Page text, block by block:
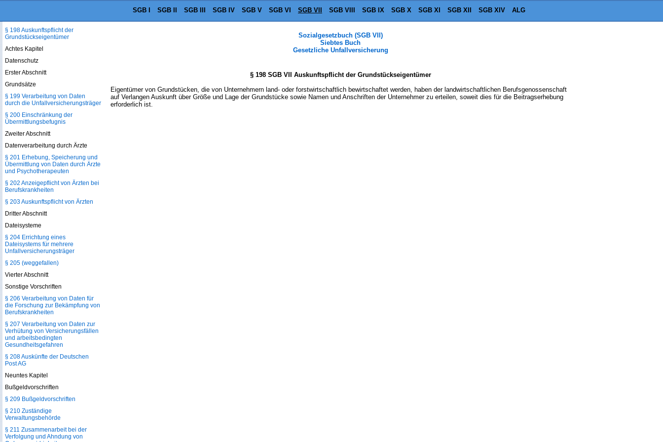
SGB I SGB II SGB III SGB IV SGB V SGB VI SGB VII SGB VIII SGB IX SGB X SGB XI SGB XII SGB XIV ALG
Sozialgesetzbuch (SGB VII)
Siebtes Buch
Gesetzliche Unfallversicherung
§ 198 SGB VII Auskunftspflicht der Grundstückseigentümer
Eigentümer von Grundstücken, die von Unternehmern land- oder forstwirtschaftlich bewirtschaftet werden, haben der landwirtschaftlichen Berufsgenossenschaft
auf Verlangen Auskunft über Größe und Lage der Grundstücke sowie Namen und Anschriften der Unternehmer zu erteilen, soweit dies für die Beitragserhebung
erforderlich ist.
§ 198 Auskunftspflicht der
Grundstückseigentümer
Achtes Kapitel
Datenschutz
Erster Abschnitt
Grundsätze
§ 199 Verarbeitung von Daten
durch die Unfallversicherungsträger
§ 200 Einschränkung der
Übermittlungsbefugnis
Zweiter Abschnitt
Datenverarbeitung durch Ärzte
§ 201 Erhebung, Speicherung und
Übermittlung von Daten durch Ärzte
und Psychotherapeuten
§ 202 Anzeigepflicht von Ärzten bei
Berufskrankheiten
§ 203 Auskunftspflicht von Ärzten
Dritter Abschnitt
Dateisysteme
§ 204 Errichtung eines
Dateisystems für mehrere
Unfallversicherungsträger
§ 205 (weggefallen)
Vierter Abschnitt
Sonstige Vorschriften
§ 206 Verarbeitung von Daten für
die Forschung zur Bekämpfung von
Berufskrankheiten
§ 207 Verarbeitung von Daten zur
Verhütung von Versicherungsfällen
und arbeitsbedingten
Gesundheitsgefahren
§ 208 Auskünfte der Deutschen
Post AG
Neuntes Kapitel
Bußgeldvorschriften
§ 209 Bußgeldvorschriften
§ 210 Zuständige
Verwaltungsbehörde
§ 211 Zusammenarbeit bei der
Verfolgung und Ahndung von